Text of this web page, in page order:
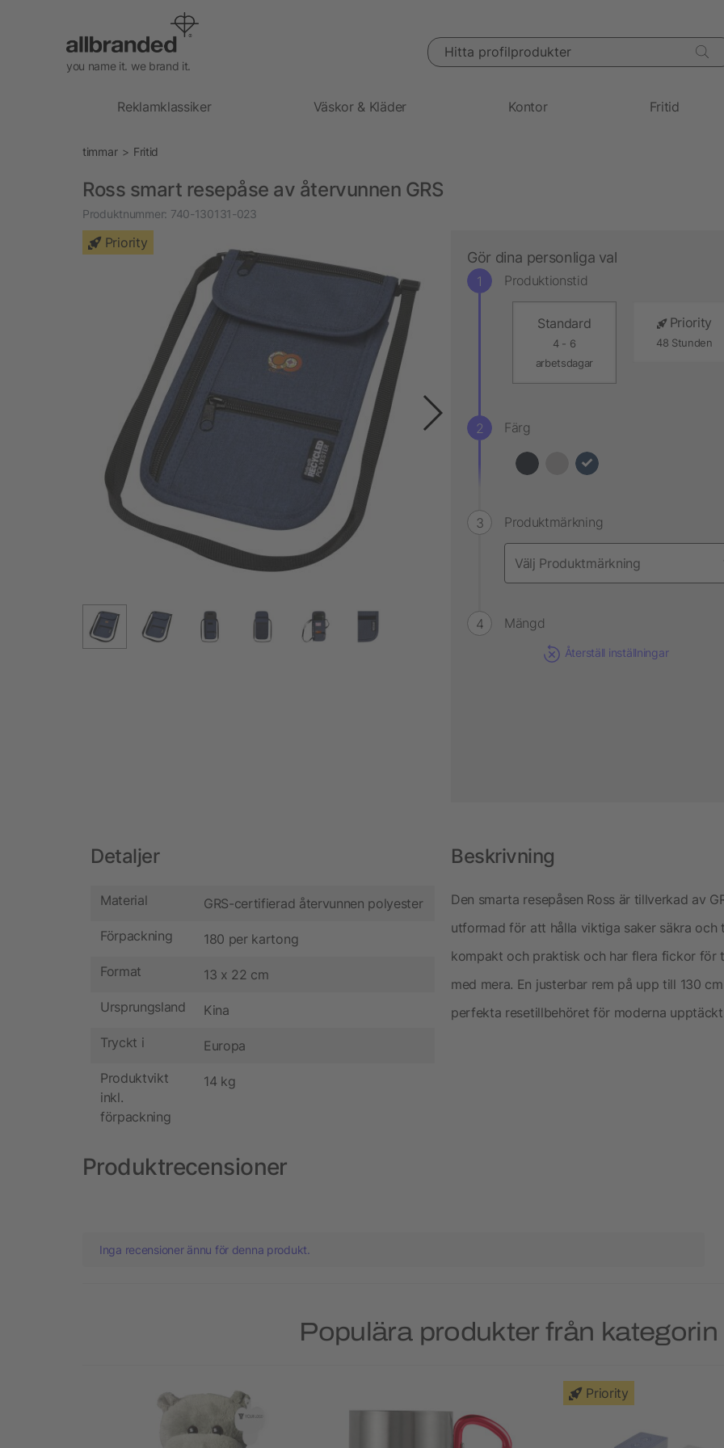
you name it. we brand it.
Hitta profilprodukter
Reklamklassiker Väskor & Kläder Kontor Fritid
timmar Fritid
Ross smart resepåse av återvunnen GRS
Produktnummer: 740-130131-023
Priority
Gör dina personliga val
Produktionstid
Standard
4 - 6
arbetsdagar
Priority
48 Stunden
Färg
Produktmärkning
Mängd
Återställ inställningar
Detaljer
Material GRS-certifierad återvunnen polyester
Förpackning 180 per kartong
Format 13 x 22 cm
Ursprungsland Kina
Tryckt i Europa
Produktvikt
inkl.
förpackning
14 kg
Beskrivning
Den smarta resepåsen Ross är tillverkad av
utformad för att hålla viktiga saker säkra och
kompakt och praktisk och har flera fickor för
med mera. En justerbar rem på upp till 130
perfekta resetillbehöret för moderna
Produktrecensioner
Inga recensioner ännu för denna produkt.
Populära produkter från kategorin
Priority